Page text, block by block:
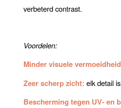
verbeterd contrast.
Voordelen:
Minder visuele
Zeer scherp zicht: elk detail
Bescherming tegen UV- en